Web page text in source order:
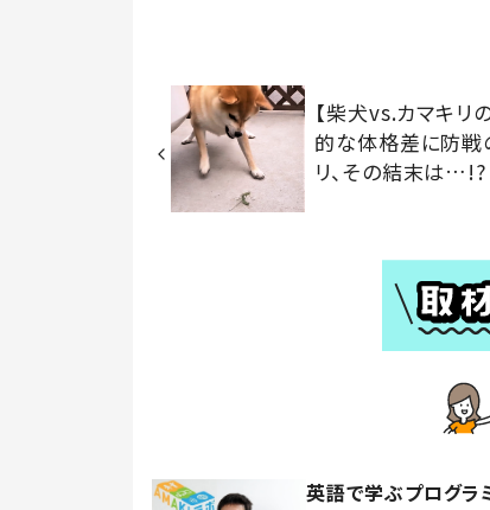
【柴犬vs.カマキリ
的な体格差に防戦
リ、その結末は…!?
英語で学ぶプログラ